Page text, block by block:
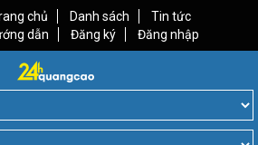
chủ Danh sách
Tin tức
dẫn Đăng ký Đăng nhập